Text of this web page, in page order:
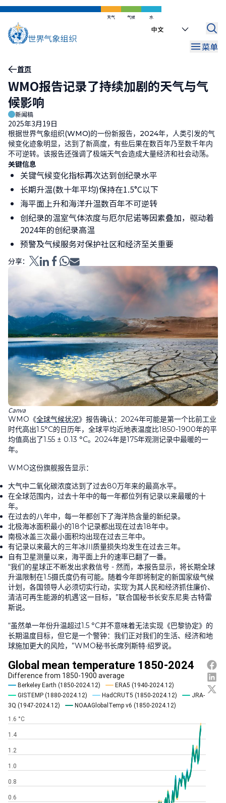
跳
天气 气候 水
Select
菜单
面
包
屑
首页
WMO报告记录了持续加剧的天气与气
候影响
新闻稿
2025年3月19日
根据世界气象组织(WMO)的一份新报告，2024年，人类引发的气
候变化迹象明显，达到了新高度，有些后果在数百年乃至数千年内
不可逆转。该报告还强调了极端天气会造成大量经济和社会动荡。
关键信息
关键气候变化指标再次达到创纪录水平
长期升温(数十年平均)保持在1.5°C以下
海平面上升和海洋升温数百年不可逆转
创纪录的温室气体浓度与厄尔尼诺等因素叠加，驱动着
2024年的创纪录高温
预警及气候服务对保护社区和经济至关重要
分享：
Canva
WMO《全球气候状况》报告确认：2024年可能是第一个比前工业
时代高出1.5°C的日历年，全球平均近地表温度比1850-1900年的平
均值高出了1.55 ± 0.13 °C。2024年是175年观测记录中最暖的一
年。
WMO这份旗舰报告显示：
大气中二氧化碳浓度达到了过去80万年来的最高水平。
在全球范围内，过去十年中的每一年都位列有记录以来最暖的十
年。
在过去的八年中，每一年都创下了海洋热含量的新纪录。
北极海冰面积最小的18个记录都出现在过去18年中。
南极冰盖三次最小面积均出现在过去三年中。
有记录以来最大的三年冰川质量损失均发生在过去三年。
自有卫星测量以来，海平面上升的速率已翻了一番。
“我们的星球正不断发出求救信号 - 然而，本报告显示，将长期全球
升温限制在1.5摄氏度仍有可能。随着今年即将制定的新国家级气候
计划，各国领导人必须切实行动，实现‘为其人民和经济抓住廉价、
清洁可再生能源的机遇’这一目标，”联合国秘书长安东尼奥·古特雷
斯说。
“虽然单一年份升温超过1.5 °C并不意味着无法实现《巴黎协定》的
长期温度目标，但它是一个警钟：我们正对我们的生活、经济和地
球施加更大的风险，”WMO秘书长席列斯特∙绍罗说。